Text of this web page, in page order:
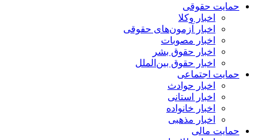
حمایت حقوقی
اخبار وکلا
اخبار آزمون‌های حقوقی
اخبار مصوبات
اخبار حقوق بشر
اخبار حقوق بین‌الملل
حمایت اجتماعی
اخبار حوادث
اخبار استانی
اخبار خانواده
اخبار مذهبی
حمایت مالی